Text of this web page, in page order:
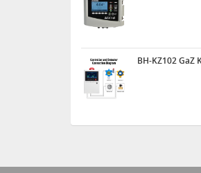
BH-KZ102 GaZ